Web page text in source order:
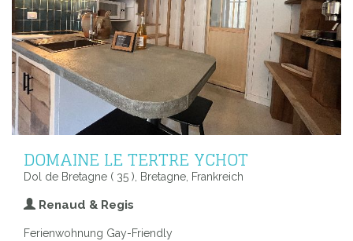
DOMAINE LE TERTRE YCHOT
Dol de Bretagne ( 35 ), Bretagne, Frankreich
Renaud & Regis
Ferienwohnung Gay-Friendly